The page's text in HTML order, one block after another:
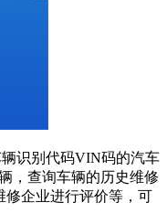
识别代码VIN码的汽车
，查询车辆的历史维修
修企业进行评价等，可